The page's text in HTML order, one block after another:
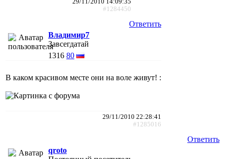
29/11/2010 14:09:35
#1284450
Ответить
Владимир7
Завсегдатай
1316 80
В каком красивом месте они на воле живут! :
29/11/2010 22:28:41
#1285016
Ответить
qroto